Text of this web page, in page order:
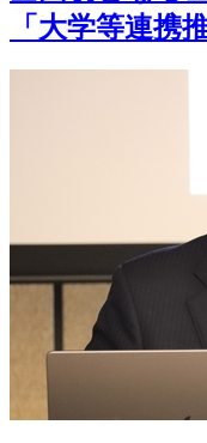
「大学等連携